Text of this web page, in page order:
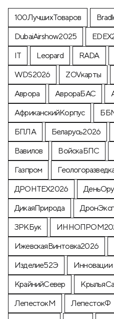
100ЛучшихТоваров
DubaiAirshow2025
IT
Leopard RADA
WDS2026
ZOVкарты
Аврора
АврораБАС
АфриканскийКорпус
БПЛА
Беларусь2026
Вавилов
ВойскаБПС
Газпром
ДРОНТЕХ2026
ДикаяПрирода
ЗРКБук
ИжевскаяВинтовка2026
Изделие52Э
Инновации
КрайнийСевер
ЛепестокМ
ЛепестокФ